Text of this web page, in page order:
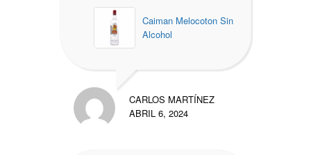
Caiman Melocoton Sin
Alcohol
CARLOS MARTÍNEZ
ABRIL 6, 2024